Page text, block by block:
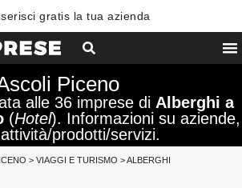
gratis la tua azienda
Piceno
alle 36 imprese di Alberghi a
(Hotel). Informazioni su aziende,
prodotti/servizi.
> VIAGGI E TURISMO >ALBERGHI